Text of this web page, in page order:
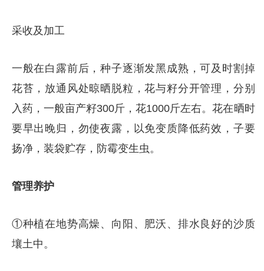
采收及加工
一般在白露前后，种子逐渐发黑成熟，可及时割掉
花苔，放通风处晾晒脱粒，花与籽分开管理，分别
入药，一般亩产籽300斤，花1000斤左右。花在晒时
要早出晚归，勿使夜露，以免变质降低药效，子要
扬净，装袋贮存，防霉变生虫。
管理养护
①种植在地势高燥、向阳、肥沃、排水良好的沙质
壤土中。